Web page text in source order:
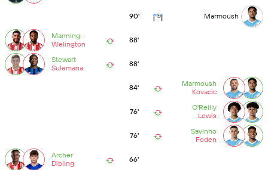
90' Marmoush
Manning
Welington
88'
Stewart
Sulemana
88'
84'
Marmoush
Kovacic
76'
O'Reilly
Lewis
76'
Savinho
Foden
Archer
Dibling
66'